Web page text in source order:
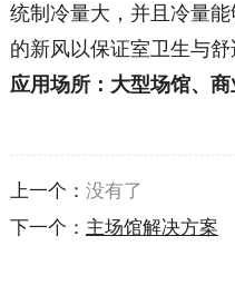
统制冷量大，并且冷量
的新风以保证室卫生与舒
应用场所：大型场馆、
上一个： 没有了
下一个： 主场馆解决方案